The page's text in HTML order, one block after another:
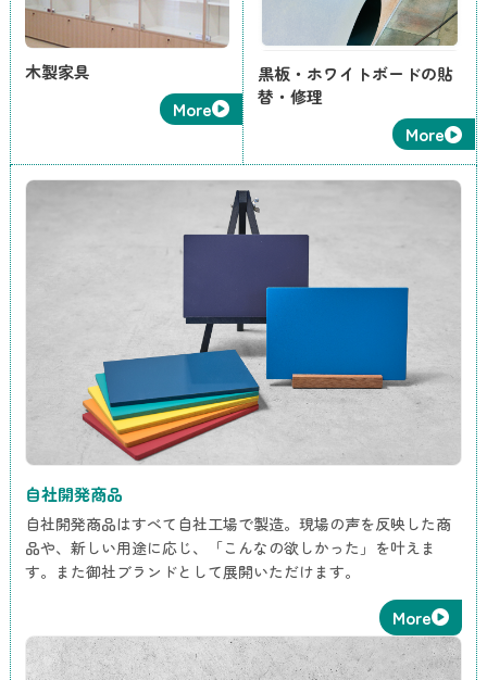
木製家具
More
黒板・ホワイトボードの貼
替・修理
More
自社開発商品
自社開発商品はすべて自社工場で製造。現場の声を反映した商
品や、新しい用途に応じ、「こんなの欲しかった」を叶えま
す。また御社ブランドとして展開いただけます。
More